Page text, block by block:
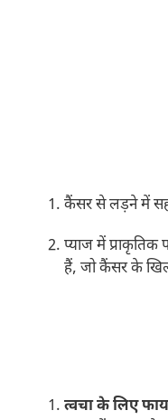
कैंसर से लड़ने में
प्याज में
हैं, जो कैंसर के
त्वचा के लिए